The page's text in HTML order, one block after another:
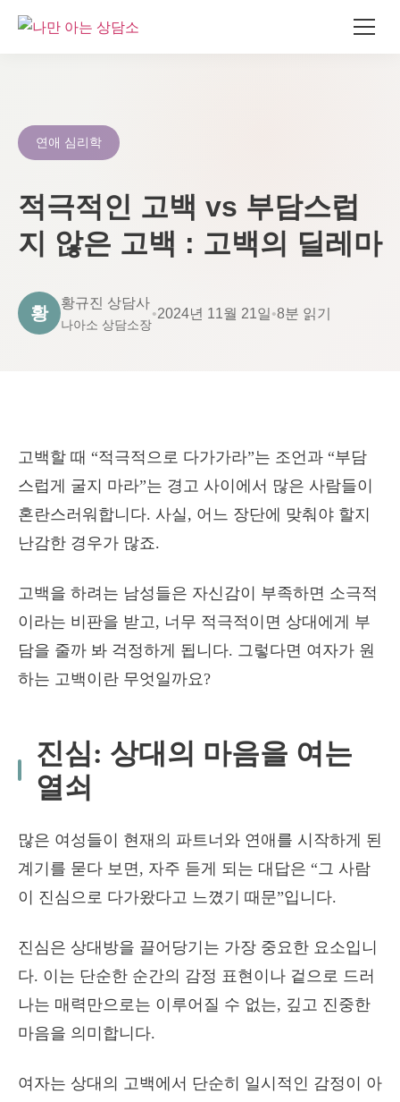
연애 심리학
적극적인 고백 vs 부담스럽
지 않은 고백 : 고백의 딜레마
황
황규진 상담사
나아소 상담소장
•2024년 11월 21일•8분 읽기
고백할 때 “적극적으로 다가가라”는 조언과 “부담
스럽게 굴지 마라”는 경고 사이에서 많은 사람들이
혼란스러워합니다. 사실, 어느 장단에 맞춰야 할지
난감한 경우가 많죠.
고백을 하려는 남성들은 자신감이 부족하면 소극적
이라는 비판을 받고, 너무 적극적이면 상대에게 부
담을 줄까 봐 걱정하게 됩니다. 그렇다면 여자가 원
하는 고백이란 무엇일까요?
진심: 상대의 마음을 여는
열쇠
많은 여성들이 현재의 파트너와 연애를 시작하게 된
계기를 묻다 보면, 자주 듣게 되는 대답은 “그 사람
이 진심으로 다가왔다고 느꼈기 때문”입니다.
진심은 상대방을 끌어당기는 가장 중요한 요소입니
다. 이는 단순한 순간의 감정 표현이나 겉으로 드러
나는 매력만으로는 이루어질 수 없는, 깊고 진중한
마음을 의미합니다.
여자는 상대의 고백에서 단순히 일시적인 감정이 아